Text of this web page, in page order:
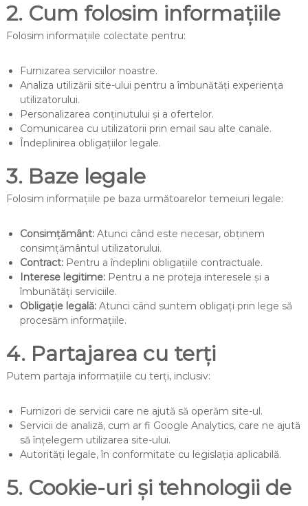
2. Cum folosim informațiile
Folosim informațiile colectate pentru:
Furnizarea serviciilor noastre.
Analiza utilizării site-ului pentru a îmbunătăți experiența
utilizatorului.
Personalizarea conținutului și a ofertelor.
Comunicarea cu utilizatorii prin email sau alte canale.
Îndeplinirea obligațiilor legale.
3. Baze legale
Folosim informațiile pe baza următoarelor temeiuri legale:
Consimțământ:Atunci când este necesar, obținem
consimțământul utilizatorului.
Contract:Pentru a îndeplini obligațiile contractuale.
Interese legitime:Pentru a ne proteja interesele și a
îmbunătăți serviciile.
Obligație legală:Atunci când suntem obligați prin lege să
procesăm informațiile.
4. Partajarea cu terți
Putem partaja informațiile cu terți, inclusiv:
Furnizori de servicii care ne ajută să operăm site-ul.
Servicii de analiză, cum ar fi Google Analytics, care ne ajută
să înțelegem utilizarea site-ului.
Autorități legale, în conformitate cu legislația aplicabilă.
5. Cookie-uri și tehnologii de